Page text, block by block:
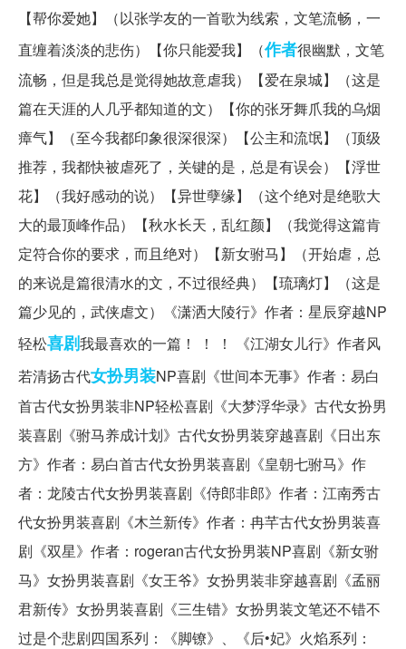
【帮你爱她】（以张学友的一首歌为线索，文笔流畅，一
直缠着淡淡的悲伤）【你只能爱我】（作者很幽默，文笔
流畅，但是我总是觉得她故意虐我）【爱在泉城】（这是
篇在天涯的人几乎都知道的文）【你的张牙舞爪我的乌烟
瘴气】（至今我都印象很深很深）【公主和流氓】（顶级
推荐，我都快被虐死了，关键的是，总是有误会）【浮世
花】（我好感动的说）【异世孽缘】（这个绝对是绝歌大
大的最顶峰作品）【秋水长天，乱红颜】（我觉得这篇肯
定符合你的要求，而且绝对）【新女驸马】（开始虐，总
的来说是篇很清水的文，不过很经典）【琉璃灯】（这是
篇少见的，武侠虐文）《潇洒大陵行》作者：星辰穿越NP
轻松喜剧我最喜欢的一篇！ ！ ！ 《江湖女儿行》作者风
若清扬古代女扮男装NP喜剧《世间本无事》作者：易白
首古代女扮男装非NP轻松喜剧《大梦浮华录》古代女扮男
装喜剧《驸马养成计划》古代女扮男装穿越喜剧《日出东
方》作者：易白首古代女扮男装喜剧《皇朝七驸马》作
者：龙陵古代女扮男装喜剧《侍郎非郎》作者：江南秀古
代女扮男装喜剧《木兰新传》作者：冉芊古代女扮男装喜
剧《双星》作者：rogeran古代女扮男装NP喜剧《新女驸
马》女扮男装喜剧《女王爷》女扮男装非穿越喜剧《孟丽
君新传》女扮男装喜剧《三生错》女扮男装文笔还不错不
过是个悲剧四国系列：《脚镣》、《后•妃》火焰系列：